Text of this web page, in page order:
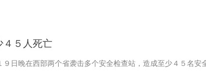
４５人死亡
日晚在西部两个省袭击多个安全检查站，造成至少４５名安